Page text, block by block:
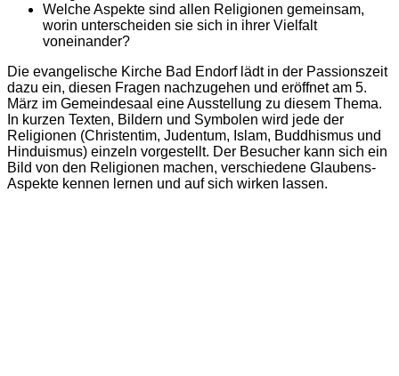
Welche Aspekte sind allen Religionen gemeinsam,
worin unterscheiden sie sich in ihrer Vielfalt
voneinander?
Die evangelische Kirche Bad Endorf lädt in der Passionszeit
dazu ein, diesen Fragen nachzugehen und eröffnet am 5.
März im Gemeindesaal eine Ausstellung zu diesem Thema.
In kurzen Texten, Bildern und Symbolen wird jede der
Religionen (Christentim, Judentum, Islam, Buddhismus und
Hinduismus) einzeln vorgestellt. Der Besucher kann sich ein
Bild von den Religionen machen, verschiedene Glaubens-
Aspekte kennen lernen und auf sich wirken lassen.